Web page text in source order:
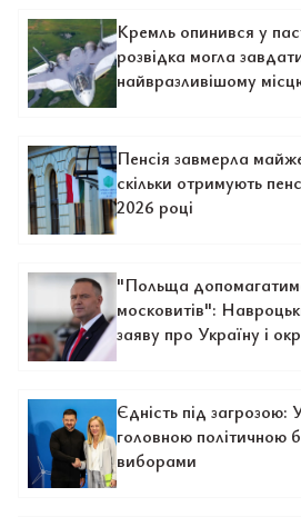
Кремль опинився у
розвідка могла
найвразливішому
Пенсія завмерла
скільки отримують
2026 році
"Польща
московитів":
заяву про Україну і
Єдність під загрозою:
головною політичною
виборами